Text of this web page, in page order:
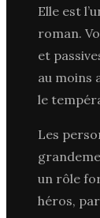
Elle est
roman.
et
au moins
le
Les
un rôle
héros,